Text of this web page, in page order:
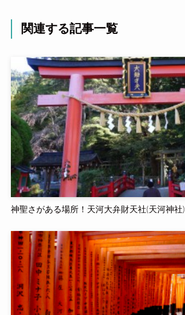
関連する記事一覧
神聖さがある場所！天河大弁財天社(天河神社